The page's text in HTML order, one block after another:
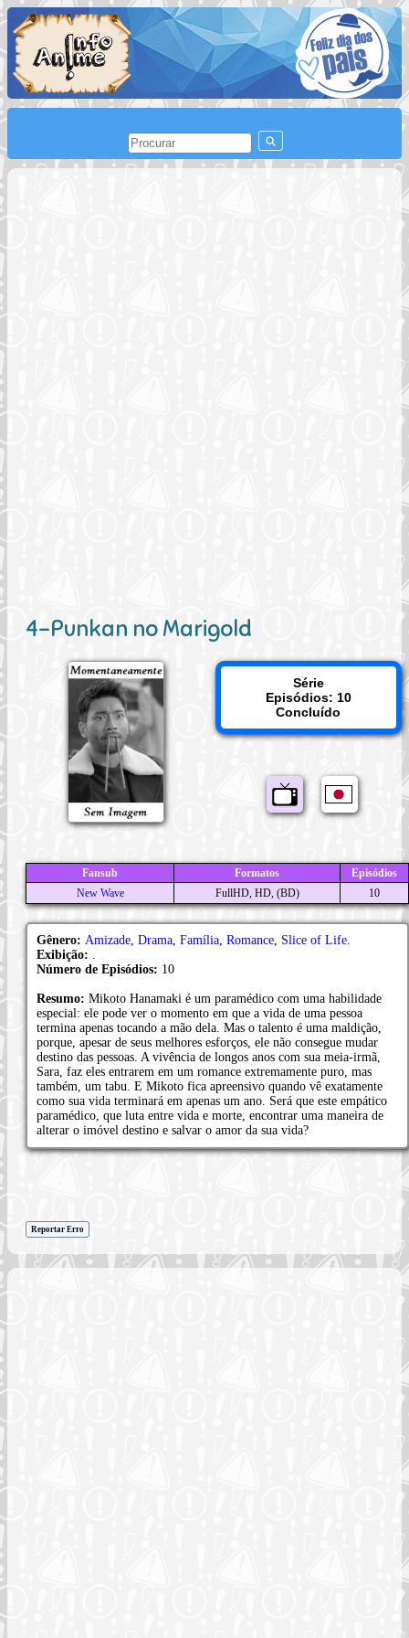
4-Punkan no Marigold
Série
Episódios: 10
Concluído
Fansub Formatos
Episódios
New Wave
FullHD, HD, (BD) 10
Gênero: Amizade Drama Família Romance Slice of Life
Exibição:
Número de Episódios: 10
Resumo: Mikoto Hanamaki é um paramédico com uma habilidade
especial: ele pode ver o momento em que a vida de uma pessoa
termina apenas tocando a mão dela. Mas o talento é uma maldição,
porque, apesar de seus melhores esforços, ele não consegue mudar
destino das pessoas. A vivência de longos anos com sua meia-irmã,
Sara, faz eles entrarem em um romance extremamente puro, mas
também, um tabu. E Mikoto fica apreensivo quando vê exatamente
como sua vida terminará em apenas um ano. Será que este empático
paramédico, que luta entre vida e morte, encontrar uma maneira de
alterar o imóvel destino e salvar o amor da sua vida?
Reportar Erro